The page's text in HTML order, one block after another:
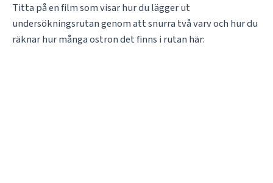
Titta på en film som visar hur du lägger ut
undersökningsrutan genom att snurra två varv och hur du
räknar hur många ostron det finns i rutan här: